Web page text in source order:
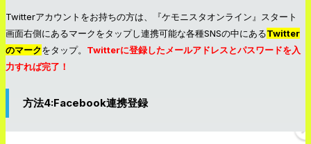
Twitterアカウントをお持ちの方は、『ケモニスタオンライン』スタート
画面右側にあるマークをタップし連携可能な各種SNSの中にあるTwitter
のマークをタップ。 Twitterに登録したメールアドレスとパスワードを入
力すれば完了！
方法4:Facebook連携登録